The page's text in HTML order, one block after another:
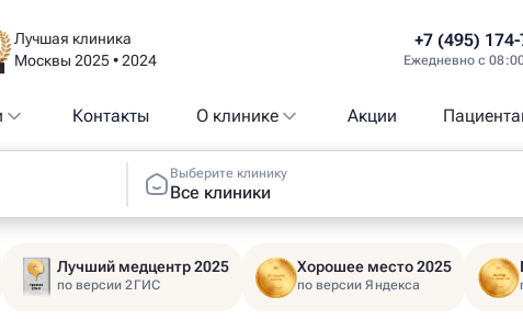
Лучшая клиника
Москвы 2025 • 2024
+7 (495)
Ежедневно с
Контакты О клинике Акции
Выберите клинику
Все клиники
Лучший медцентр 2025
по версии 2ГИС
Хорошее место 2025
по версии Яндекса